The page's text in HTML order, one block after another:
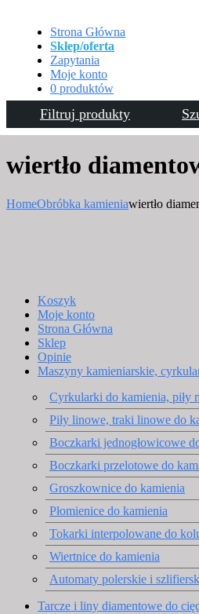
Filtruj produkty
Strona Główna
Sklep/oferta
Zapytania
Moje konto
0 produktów
Kontakt
wiertło
HomeObróbka kamieniawiertło
Koszyk
Moje konto
Strona Główna
Sklep
Opinie
Maszyny kamieniarskie,
Cyrkularki do kamienia, piły
Piły linowe, traki linowe do
Boczkarki jednogłowicowe
Boczkarki przelotowe do
Groszkownice do kamienia
Płomienice do kamienia
Tokarki interpolowane do
Wiertnice do kamienia
Automaty polerskie i
Tarcze i liny diamentowe do